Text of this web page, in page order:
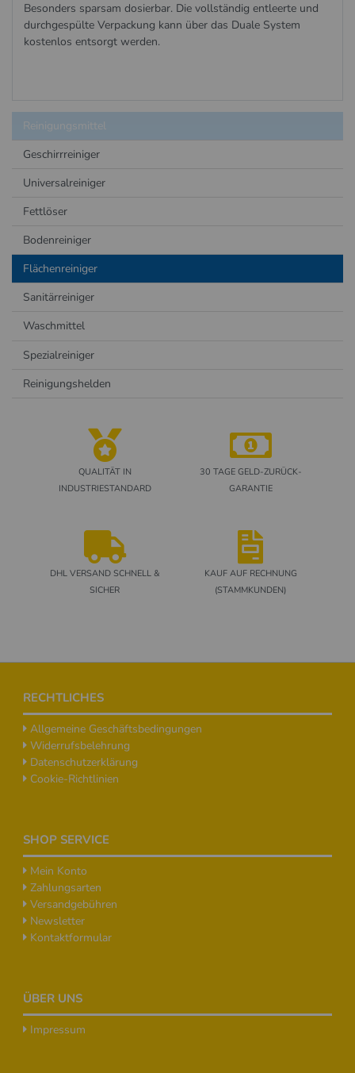
Besonders sparsam dosierbar. Die vollständig entleerte und
durchgespülte Verpackung kann über das Duale System
kostenlos entsorgt werden.
Reinigungsmittel
Geschirrreiniger
Universalreiniger
Fettlöser
Bodenreiniger
Flächenreiniger
Sanitärreiniger
Waschmittel
Spezialreiniger
Reinigungshelden
QUALITÄT IN
INDUSTRIESTANDARD
30 TAGE GELD-ZURÜCK-
GARANTIE
DHL VERSAND SCHNELL &
SICHER
KAUF AUF RECHNUNG
(STAMMKUNDEN)
RECHTLICHES
Allgemeine Geschäftsbedingungen
Widerrufsbelehrung
Datenschutzerklärung
Cookie-Richtlinien
SHOP SERVICE
Mein Konto
Zahlungsarten
Versandgebühren
Newsletter
Kontaktformular
ÜBER UNS
Impressum